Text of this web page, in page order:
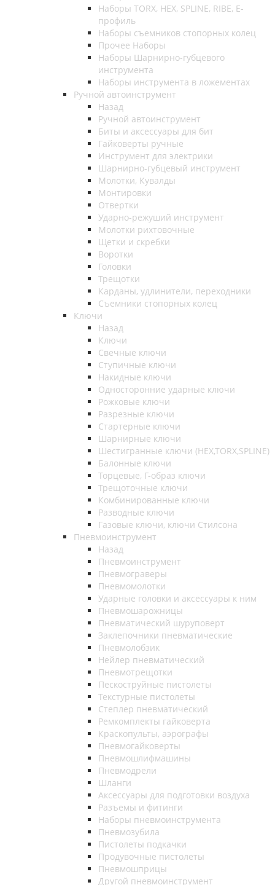
Наборы TORX, HEX, SPLINE, RIBE, E-
профиль
Наборы съемников стопорных колец
Прочее Наборы
Наборы Шарнирно-губцевого
инструмента
Наборы инструмента в ложементах
Ручной автоинструмент
Назад
Ручной автоинструмент
Биты и аксессуары для бит
Гайковерты ручные
Инструмент для электрики
Шарнирно-губцевый инструмент
Молотки, Кувалды
Монтировки
Отвертки
Ударно-режуший инструмент
Молотки рихтовочные
Щетки и скребки
Воротки
Головки
Трещотки
Карданы, удлинители, переходники
Съемники стопорных колец
Ключи
Назад
Ключи
Свечные ключи
Ступичные ключи
Накидные ключи
Односторонние ударные ключи
Рожковые ключи
Разрезные ключи
Стартерные ключи
Шарнирные ключи
Шестигранные ключи (HEX,TORX,SPLINE)
Балонные ключи
Торцевые, Г-образ ключи
Трещоточные ключи
Комбинированные ключи
Разводные ключи
Газовые ключи, ключи Стилсона
Пневмоинструмент
Назад
Пневмоинструмент
Пневмограверы
Пневмомолотки
Ударные головки и аксессуары к ним
Пневмошарожницы
Пневматический шуруповерт
Заклепочники пневматические
Пневмолобзик
Нейлер пневматический
Пневмотрещотки
Пескоструйные пистолеты
Текстурные пистолеты
Степлер пневматический
Ремкомплекты гайковерта
Краскопульты, аэрографы
Пневмогайковерты
Пневмошлифмашины
Пневмодрели
Шланги
Аксессуары для подготовки воздуха
Разъемы и фитинги
Наборы пневмоинструмента
Пневмозубила
Пистолеты подкачки
Продувочные пистолеты
Пневмошприцы
Другой пневмоинструмент